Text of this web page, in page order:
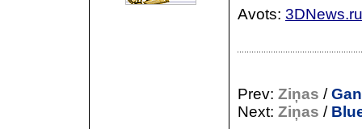
Avots: 3DNews.ru
Prev: Ziņas /
Next: Ziņas /